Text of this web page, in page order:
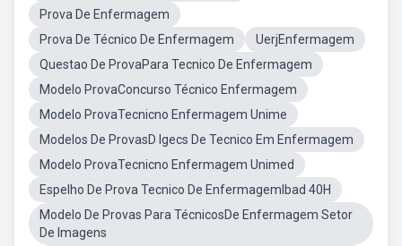
Prova De Enfermagem
Prova De Técnico De Enfermagem
UerjEnfermagem
Questao De ProvaPara Tecnico De Enfermagem
Modelo ProvaConcurso Técnico Enfermagem
Modelo ProvaTecnicno Enfermagem Unime
Modelos De ProvasD Igecs De Tecnico Em Enfermagem
Modelo ProvaTecnicno Enfermagem Unimed
Espelho De Prova Tecnico De EnfermagemIbad 40H
Modelo De Provas Para TécnicosDe Enfermagem Setor
De Imagens